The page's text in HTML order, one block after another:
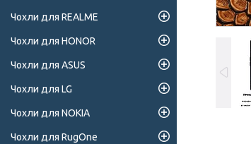
Чохли для REALME
Чохли для HONOR
Чохли для ASUS
Чохли для LG
Чохли для NOKIA
Чохли для RugOne